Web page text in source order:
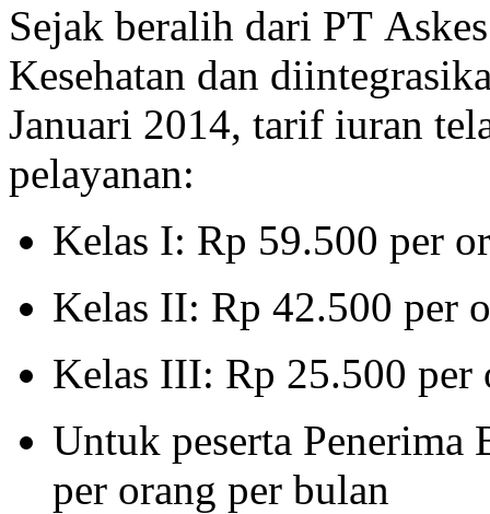
Sejak beralih dari PT
Kesehatan dan
Januari 2014, tarif iuran
pelayanan:
Kelas I: Rp 59.500 per
Kelas II: Rp 42.500 per
Kelas III: Rp 25.500 per
Untuk peserta
per orang per bulan